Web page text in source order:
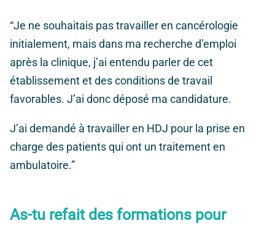
“Je ne souhaitais pas travailler en cancérologie
initialement, mais dans ma recherche d’emploi
après la clinique, j’ai entendu parler de cet
établissement et des conditions de travail
favorables. J’ai donc déposé ma candidature.
J’ai demandé à travailler en HDJ pour la prise en
charge des patients qui ont un traitement en
ambulatoire.”
As-tu refait des formations pour